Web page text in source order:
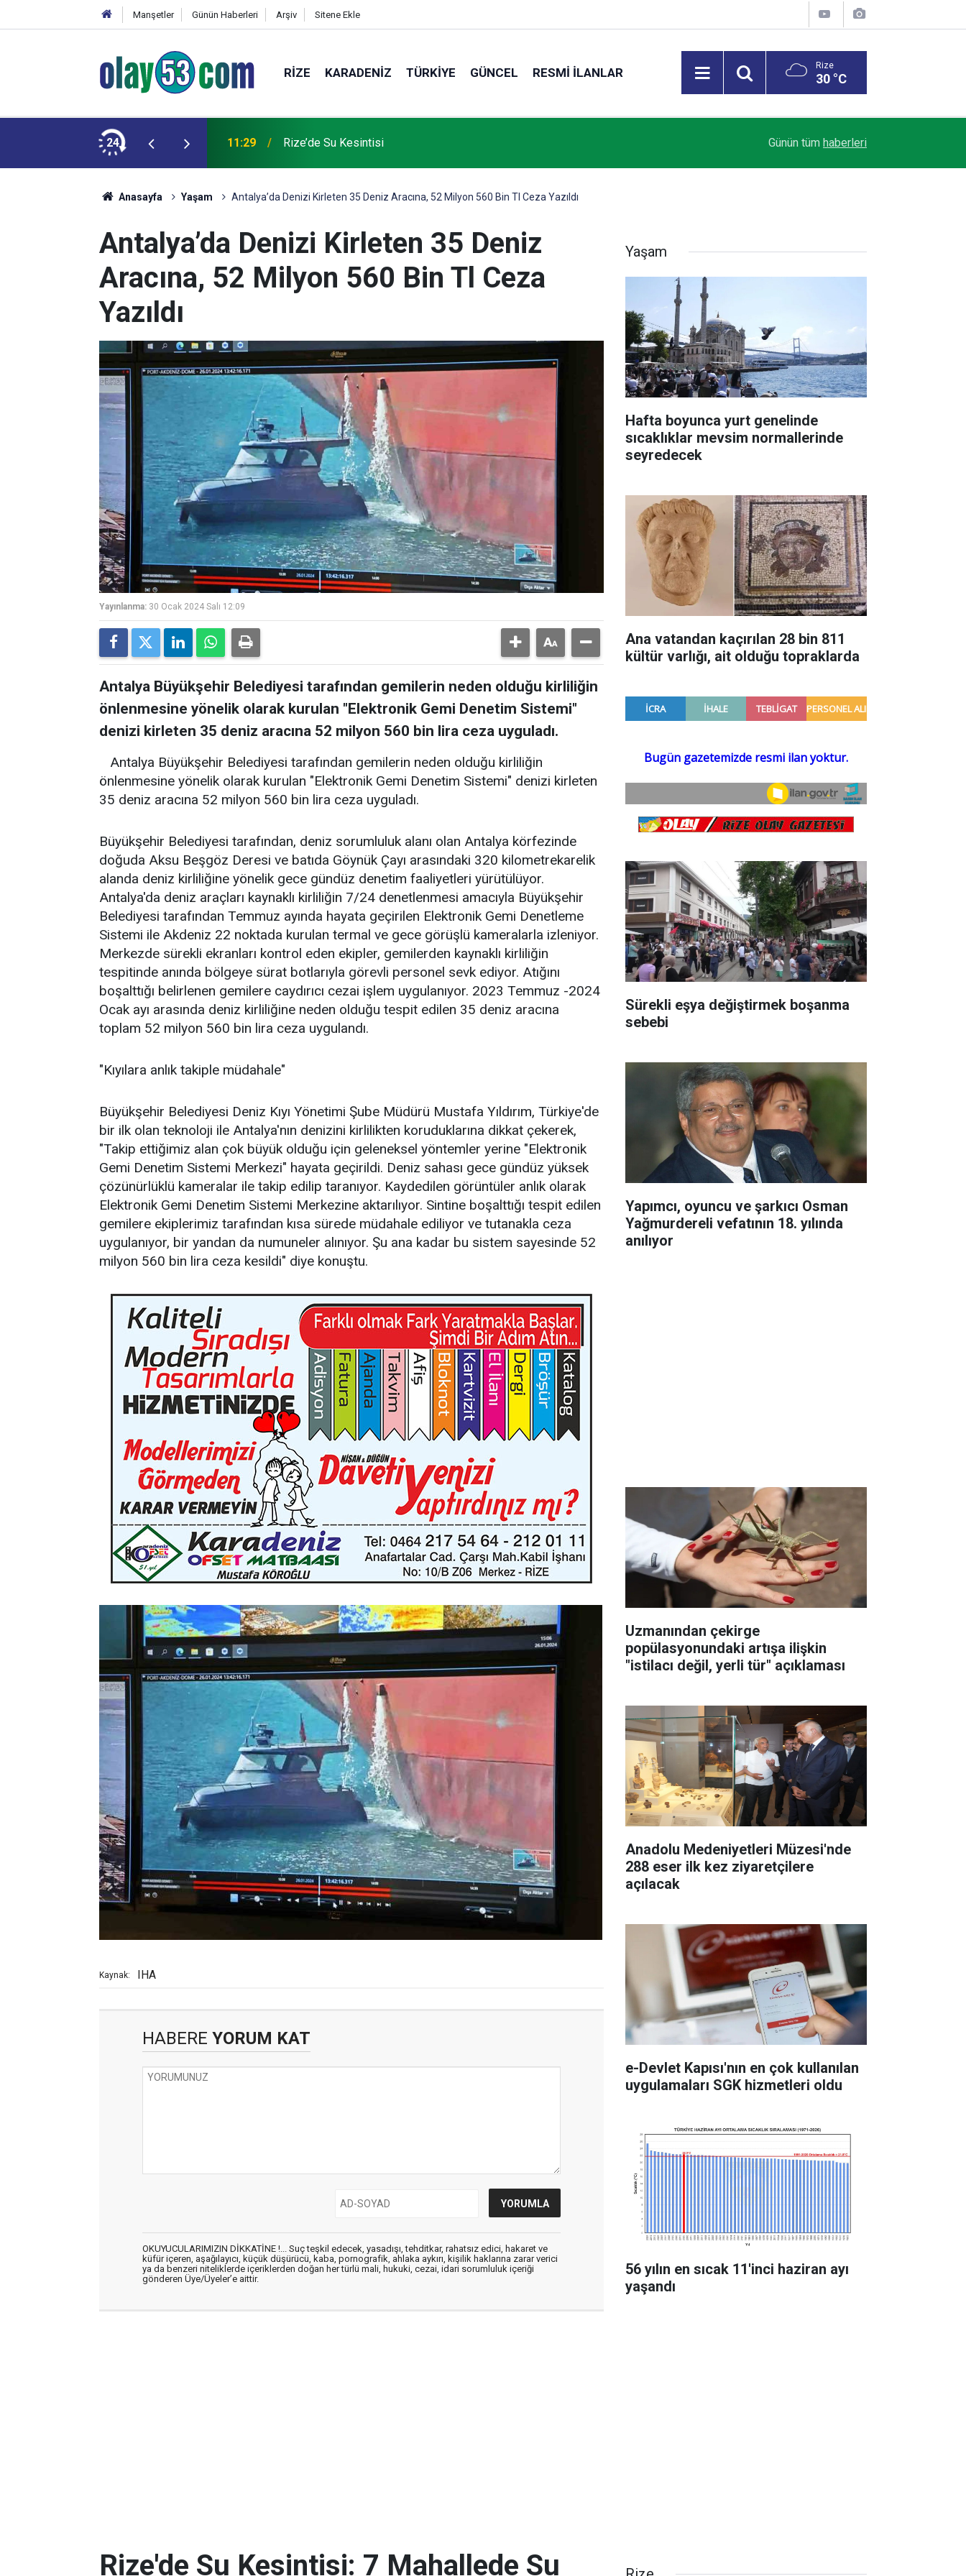
Manşetler Günün Haberleri Arşiv Sitene Ekle
RIZE KARADENIZ TÜRKIYE GÜNCEL RESMI İLANLAR Rize
30 °C
24
Su Verilemeyecek 11:29 Rize’de Su Kesintisi
Türk Futbolunun Temeline Darbe Vuruyor
Günün tüm haberleri
Anasayfa Yaşam Antalya’da Denizi Kirleten 35 Deniz Aracına, 52 Milyon 560 Bin Tl Ceza Yazıldı
Antalya’da Denizi Kirleten 35 Deniz
Aracına, 52 Milyon 560 Bin Tl Ceza
Yazıldı
Yayınlanma: 30 Ocak 2024 Salı 12:09
Antalya Büyükşehir Belediyesi tarafından gemilerin neden olduğu kirliliğin
önlenmesine yönelik olarak kurulan "Elektronik Gemi Denetim Sistemi"
denizi kirleten 35 deniz aracına 52 milyon 560 bin lira ceza uyguladı.
Antalya Büyükşehir Belediyesi tarafından gemilerin neden olduğu kirliliğin
önlenmesine yönelik olarak kurulan "Elektronik Gemi Denetim Sistemi" denizi kirleten
35 deniz aracına 52 milyon 560 bin lira ceza uyguladı.
Büyükşehir Belediyesi tarafından, deniz sorumluluk alanı olan Antalya körfezinde
doğuda Aksu Beşgöz Deresi ve batıda Göynük Çayı arasındaki 320 kilometrekarelik
alanda deniz kirliliğine yönelik gece gündüz denetim faaliyetleri yürütülüyor.
Antalya'da deniz araçları kaynaklı kirliliğin 7/24 denetlenmesi amacıyla Büyükşehir
Belediyesi tarafından Temmuz ayında hayata geçirilen Elektronik Gemi Denetleme
Sistemi ile Akdeniz 22 noktada kurulan termal ve gece görüşlü kameralarla izleniyor.
Merkezde sürekli ekranları kontrol eden ekipler, gemilerden kaynaklı kirliliğin
tespitinde anında bölgeye sürat botlarıyla görevli personel sevk ediyor. Atığını
boşalttığı belirlenen gemilere caydırıcı cezai işlem uygulanıyor. 2023 Temmuz -2024
Ocak ayı arasında deniz kirliliğine neden olduğu tespit edilen 35 deniz aracına
toplam 52 milyon 560 bin lira ceza uygulandı.
"Kıyılara anlık takiple müdahale"
Büyükşehir Belediyesi Deniz Kıyı Yönetimi Şube Müdürü Mustafa Yıldırım, Türkiye'de
bir ilk olan teknoloji ile Antalya'nın denizini kirlilikten koruduklarına dikkat çekerek,
"Takip ettiğimiz alan çok büyük olduğu için geleneksel yöntemler yerine "Elektronik
Gemi Denetim Sistemi Merkezi" hayata geçirildi. Deniz sahası gece gündüz yüksek
çözünürlüklü kameralar ile takip edilip taranıyor. Kaydedilen görüntüler anlık olarak
Elektronik Gemi Denetim Sistemi Merkezine aktarılıyor. Sintine boşalttığı tespit edilen
gemilere ekiplerimiz tarafından kısa sürede müdahale ediliyor ve tutanakla ceza
uygulanıyor, bir yandan da numuneler alınıyor. Şu ana kadar bu sistem sayesinde 52
milyon 560 bin lira ceza kesildi" diye konuştu.
Kaynak: IHA
HABERE YORUM KAT
OKUYUCULARIMIZIN DİKKATİNE !... Suç teşkil edecek, yasadışı, tehditkar, rahatsız edici, hakaret ve
küfür içeren, aşağılayıcı, küçük düşürücü, kaba, pornografik, ahlaka aykırı, kişilik haklarına zarar verici
ya da benzeri niteliklerde içeriklerden doğan her türlü mali, hukuki, cezai, idari sorumluluk içeriği
gönderen Üye/Üyeler’e aittir.
Yaşam
Hafta boyunca yurt genelinde
sıcaklıklar mevsim normallerinde
seyredecek
Ana vatandan kaçırılan 28 bin 811
kültür varlığı, ait olduğu topraklarda
Sürekli eşya değiştirmek boşanma
sebebi
Yapımcı, oyuncu ve şarkıcı Osman
Yağmurdereli vefatının 18. yılında
anılıyor
Uzmanından çekirge
popülasyonundaki artışa ilişkin
"istilacı değil, yerli tür" açıklaması
Anadolu Medeniyetleri Müzesi'nde
288 eser ilk kez ziyaretçilere
açılacak
e-Devlet Kapısı'nın en çok kullanılan
uygulamaları SGK hizmetleri oldu
56 yılın en sıcak 11'inci haziran ayı
yaşandı
Rize'de Su Kesintisi: 7 Mahallede Su